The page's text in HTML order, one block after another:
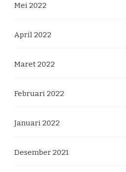
Mei 2022
April 2022
Maret 2022
Februari 2022
Januari 2022
Desember 2021